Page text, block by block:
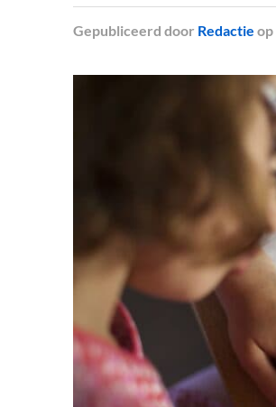
Gepubliceerd door Redactie op